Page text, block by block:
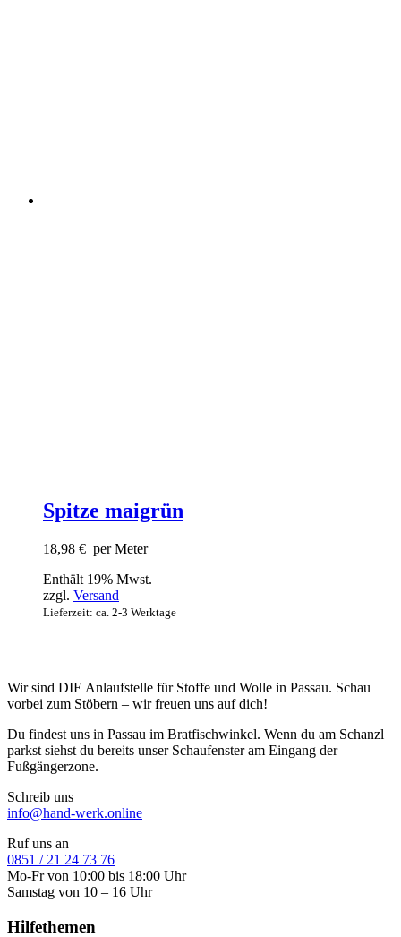
Spitze maigrün
18,98 € per Meter
Enthält 19% Mwst.
zzgl. Versand
Lieferzeit: ca. 2-3 Werktage
Wir sind DIE Anlaufstelle für Stoffe und Wolle in Passau. Schau
vorbei zum Stöbern – wir freuen uns auf dich!
Du findest uns in Passau im Bratfischwinkel. Wenn du am Schanzl
parkst siehst du bereits unser Schaufenster am Eingang der
Fußgängerzone.
Schreib uns
info@hand-werk.online
Ruf uns an
0851 / 21 24 73 76
Mo-Fr von 10:00 bis 18:00 Uhr
Samstag von 10 – 16 Uhr
Hilfethemen